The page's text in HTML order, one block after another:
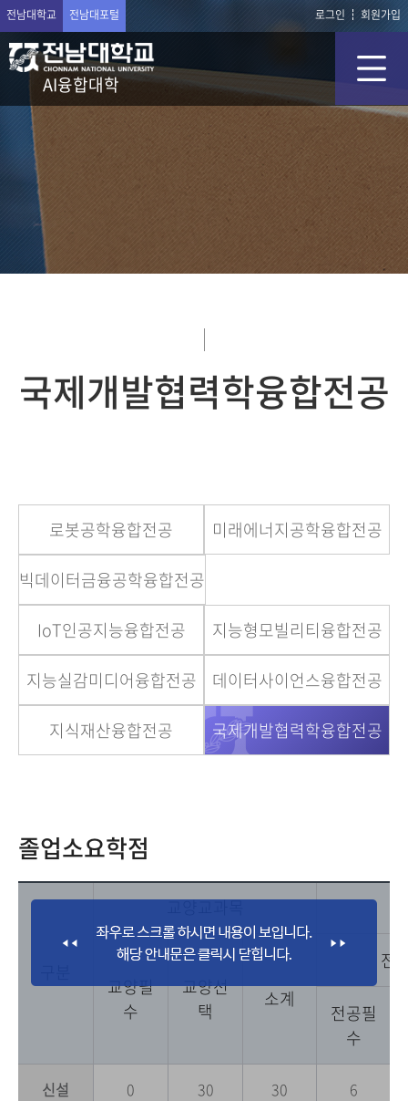
전남대학교 전남대포털 로그인 회원가입
AI융합대학
국제개발협력학융합전공
로봇공학융합전공 미래에너지공학융합전공
빅데이터금융공학융합전공
IoT인공지능융합전공 지능형모빌리티융합전공
지능실감미디어융합전공 데이터사이언스융합전공
지식재산융합전공 국제개발협력학융합전공
졸업소요학점
교양교과목
교양필
수
교양선
택
소계
전
전공필
수
신설 0 30 30 6